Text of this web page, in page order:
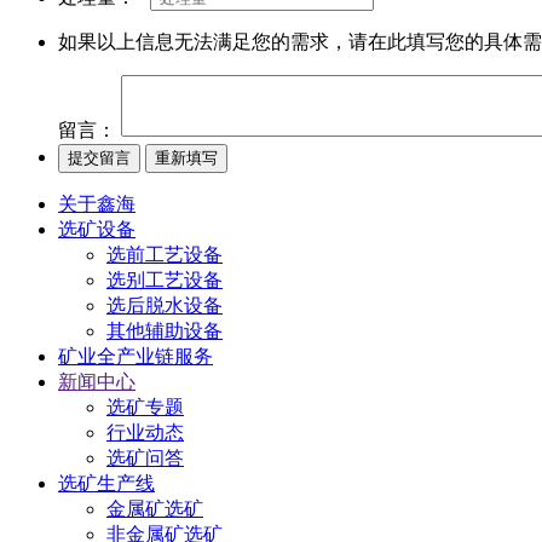
如果以上信息无法满足您的需求，请在此填写您的具体
留言：
关于鑫海
选矿设备
选前工艺设备
选别工艺设备
选后脱水设备
其他辅助设备
矿业全产业链服务
新闻中心
选矿专题
行业动态
选矿问答
选矿生产线
金属矿选矿
非金属矿选矿